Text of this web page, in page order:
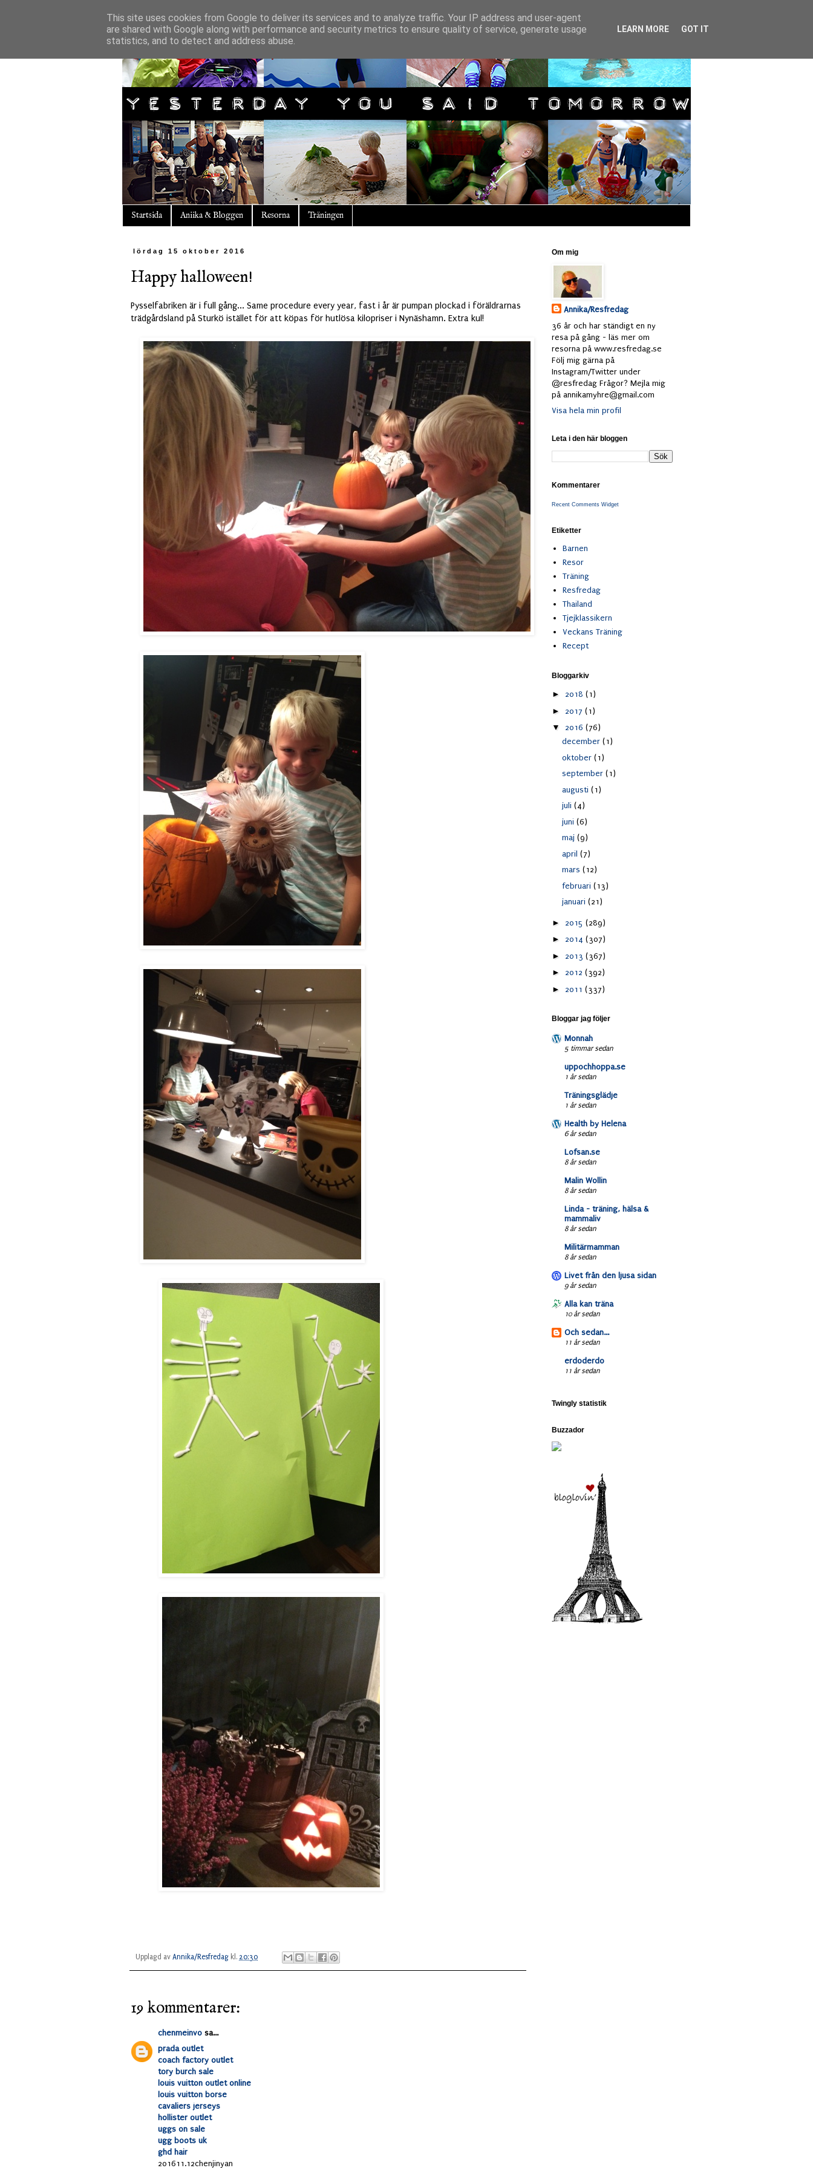
Startsida Aniika & Bloggen Resorna Träningen
lördag 15 oktober 2016
Happy halloween!
Pysselfabriken är i full gång... Same procedure every year, fast i år är pumpan plockad i föräldrarnas
trädgårdsland på Sturkö istället för att köpas för hutlösa kilopriser i Nynäshamn. Extra kul!
Upplagd av Annika/Resfredag kl. 20:30
19 kommentarer:
chenmeinv0 sa...
prada outlet
coach factory outlet
tory burch sale
louis vuitton outlet online
louis vuitton borse
cavaliers jerseys
hollister outlet
uggs on sale
ugg boots uk
ghd hair
201611.12chenjinyan
Om mig
Annika/Resfredag
36 år och har ständigt en ny
resa på gång - läs mer om
resorna på www.resfredag.se
Följ mig gärna på
Instagram/Twitter under
@resfredag Frågor? Mejla mig
på annikamyhre@gmail.com
Visa hela min profil
Leta i den här bloggen
Kommentarer
Recent Comments Widget
Etiketter
Barnen
Resor
Träning
Resfredag
Thailand
Tjejklassikern
Veckans Träning
Recept
Bloggarkiv
► 2018 (1)
► 2017 (1)
▼ 2016 (76)
december (1)
oktober (1)
september (1)
augusti (1)
juli (4)
juni (6)
maj (9)
april (7)
mars (12)
februari (13)
januari (21)
► 2015 (289)
► 2014 (307)
► 2013 (367)
► 2012 (392)
► 2011 (337)
Bloggar jag följer
Monnah
5 timmar sedan
uppochhoppa.se
1 år sedan
Träningsglädje
1 år sedan
Health by Helena
6 år sedan
Lofsan.se
8 år sedan
Malin Wollin
8 år sedan
Linda - träning, hälsa &
mammaliv
8 år sedan
Militärmamman
8 år sedan
Livet från den ljusa sidan
9 år sedan
Alla kan träna
10 år sedan
Och sedan...
11 år sedan
erdoderdo
11 år sedan
Twingly statistik
Buzzador
This site uses cookies from Google to deliver its services and to analyze traffic. Your IP address and user-agent
are shared with Google along with performance and security metrics to ensure quality of service, generate usage
statistics, and to detect and address abuse.
LEARN MORE GOT IT